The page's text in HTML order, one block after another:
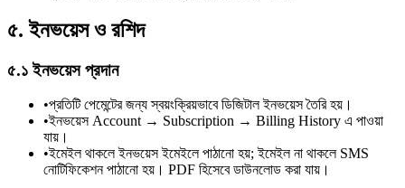
৫. ইনভয়েস ও রশিদ
৫.১ ইনভয়েস প্রদান
•প্রতিটি পেমেন্টের জন্য স্বয়ংক্রিয়ভাবে ডিজিটাল ইনভয়েস তৈরি হয়।
•ইনভয়েস Account → Subscription → Billing History এ পাওয়া
যায়।
•ইমেইল থাকলে ইনভয়েস ইমেইলে পাঠানো হয়; ইমেইল না থাকলে SMS
নোটিফিকেশন পাঠানো হয়। PDF হিসেবে ডাউনলোড করা যায়।